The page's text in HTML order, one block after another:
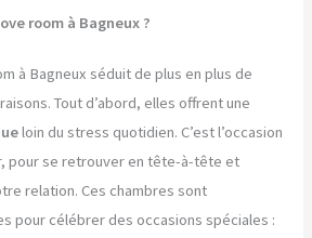
room à Bagneux ?
à Bagneux séduit de plus en plus de
Tout d’abord, elles offrent une
loin du stress quotidien. C’est l’occasion
pour se retrouver en tête-à-tête et
relation. Ces chambres sont
pour célébrer des occasions spéciales :